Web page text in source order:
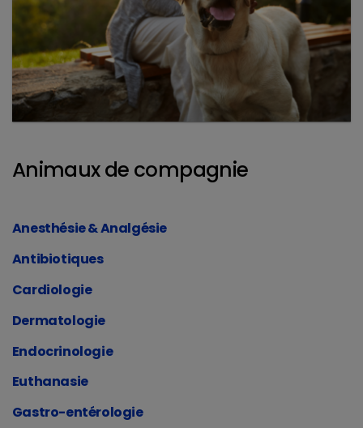
Animaux de compagnie
Anesthésie & Analgésie
Antibiotiques
Cardiologie
Dermatologie
Endocrinologie
Euthanasie
Gastro-entérologie